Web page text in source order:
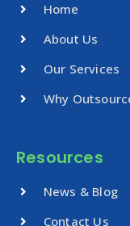
Home
About Us
Our Services
Why
Resources
News & Blog
Contact Us